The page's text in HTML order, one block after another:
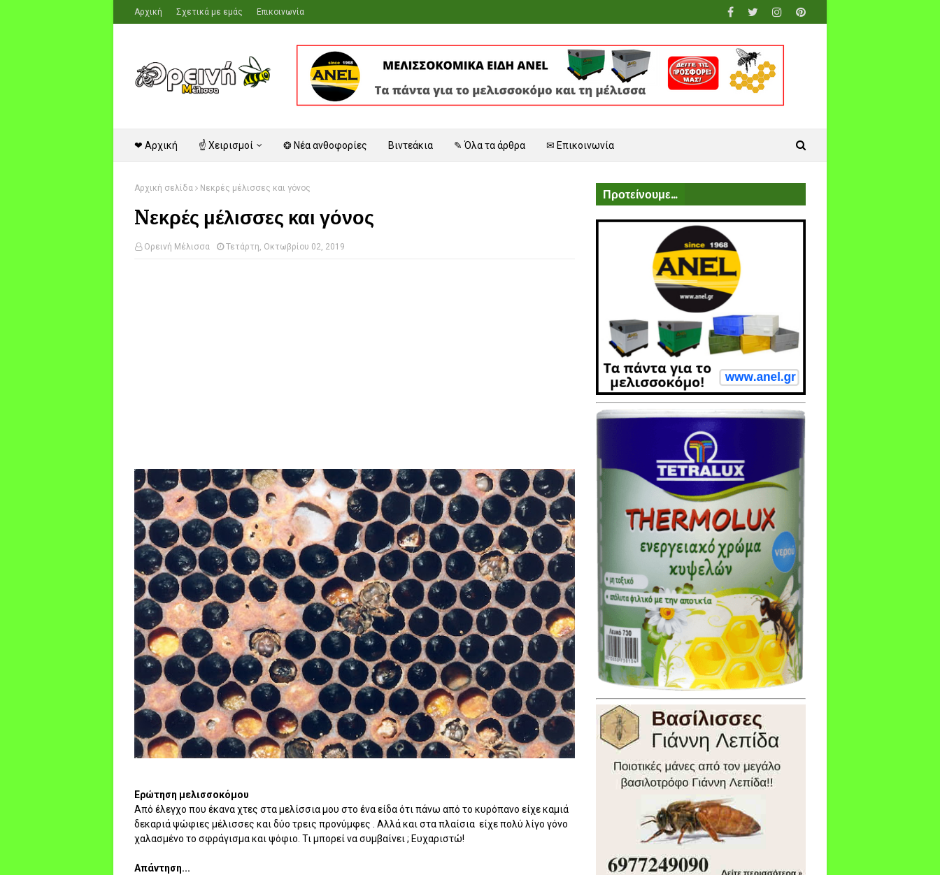
Αρχική Σχετικά με εμάς Επικοινωνία
❤ Αρχική ☝ Χειρισμοί ❂ Νέα ανθοφορίες Βιντεάκια ✎ Όλα τα άρθρα ✉ Επικοινωνία
Αρχική σελίδα Nεκρές μέλισσες και γόνος
Nεκρές μέλισσες και γόνος
Ορεινή Μέλισσα Τετάρτη, Οκτωβρίου 02, 2019
Ερώτηση μελισσοκόμου
Από έλεγχο που έκανα χτες στα μελίσσια μου στο ένα είδα ότι πάνω από το κυρόπανο είχε καμιά
δεκαριά ψώφιες μέλισσες και δύο τρεις προνύμφες . Αλλά και στα πλαίσια είχε πολύ λίγο γόνο
χαλασμένο το σφράγισμα και ψόφιο. Τι μπορεί να συμβαίνει ; Ευχαριστώ!
Απάντηση...
Προτείνουμε...